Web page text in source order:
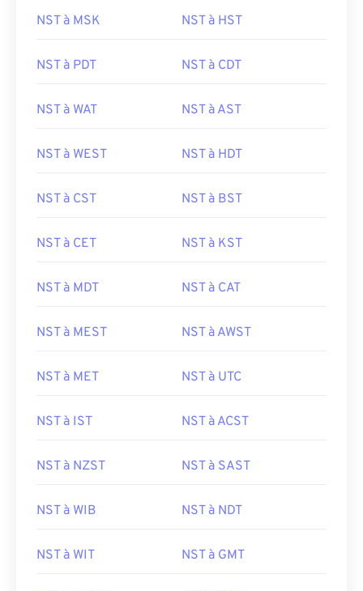
NST à MSK NST à HST
NST à PDT NST à CDT
NST à WAT NST à AST
NST à WEST NST à HDT
NST à CST NST à BST
NST à CET NST à KST
NST à MDT NST à CAT
NST à MEST NST à AWST
NST à MET NST à UTC
NST à IST NST à ACST
NST à NZST NST à SAST
NST à WIB NST à NDT
NST à WIT NST à GMT